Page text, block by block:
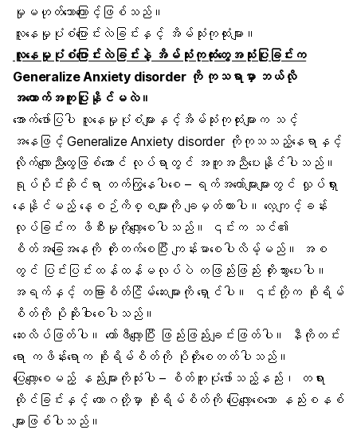
မှုမဟုတ်သောကြောင့်ဖြစ်သည်။
လူနေမှုပုံစံပြောင်းလဲခြင်းနှင့် အိမ်သုံးကုထုံးများ။
လူနေမှုပုံစံပြောင်းလဲခြင်းနဲ့ အိမ်သုံးကုထုံးတွေအသုံးပြုခြင်းက
Generalize Anxiety disorder ကို ကုသရာမှာ ဘယ်လို
အထောက်အကူပြုနိုင်မလဲ။
အောက်ဖော်ပြပါ လူနေမှုပုံစံများနှင့်အိမ်သုံးကုထုံးများက သင့်
အနေဖြင့် Generalize Anxiety disorder ကိုကုသသည့်နေရာနှင့်
လိုက်လျောညီထွေဖြစ်အောင် လုပ်ရာတွင် အကူအညီပေးနိုင်ပါသည်။
ရုပ်ပိုင်းဆိုင်ရာ တက်ကြွနေပါစေ – ရက်အတော်များများတွင် လှုပ်ရှား
နေနိုင်မည့် နေ့စဉ်ကိစ္စများကို ချမှတ်ထားပါ။ လေ့ကျင့်ခန်း
လုပ်ခြင်းက ဖိစီးမှုကိုလျော့စေပါသည်။ ၎င်းက သင်၏
စိတ်အခြေအနေကို တိုးတက်စေပြီး ကျန်းမာစေပါလိမ့်မည်။ အစ
တွင် ပြင်းပြင်းထန်ထန်မလုပ်ပဲ တဖြည်းဖြည်း တိုးသွားပေးပါ။
အရက်နှင့် တခြားစိတ်ငြိမ်ဆေးများကို ရှောင်ပါ။ ၎င်းတို့က စိုးရိမ်
စိတ်ကို ပိုဆိုးဝါးစေပါသည်။
ဆေးလိပ်ဖြတ်ပါ။ ကော်ဖီလျော့ပြီး ဖြည်းဖြည်းချင်းဖြတ်ပါ။ နီကိုတင်း
ရော ကဖိန်းရောက စိုးရိမ်စိတ်ကို ပိုတိုးစေတတ်ပါသည်။
ပြေလျော့စေမည့် နည်းများကိုသုံးပါ – စိတ်ကူးပုံဖော်သည့်နည်း၊ တရား
ထိုင်ခြင်းနှင့် ယောဂတို့မှာ စိုးရိမ်စိတ်ကို ပြေလျော့စေသော နည်းစနစ်
များဖြစ်ပါသည်။